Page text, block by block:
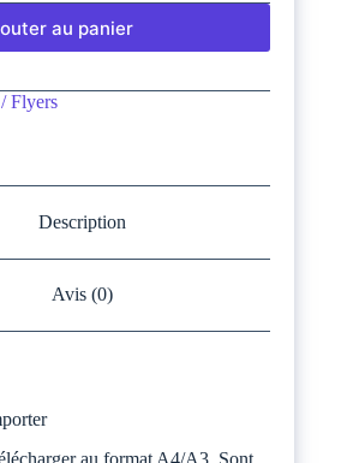
au panier
Flyers
Description
Avis (0)
au format A4/A3. Sont